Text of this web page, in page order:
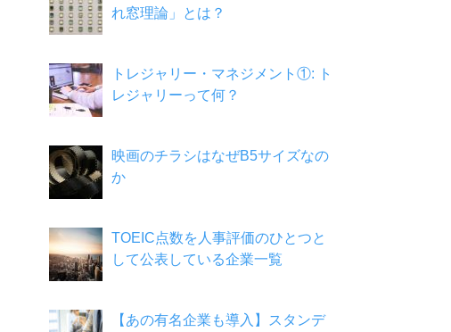
れ窓理論」とは？
トレジャリー・マネジメント①: ト
レジャリーって何？
映画のチラシはなぜB5サイズなの
か
TOEIC点数を人事評価のひとつと
して公表している企業一覧
【あの有名企業も導入】スタンデ